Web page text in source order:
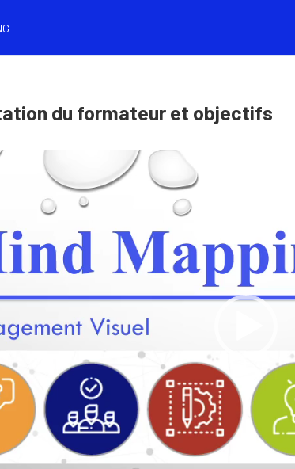
du formateur et objectifs
CONFIANCE